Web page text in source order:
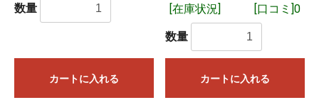
数量
カートに入れる
[在庫状況] [口コミ]0
数量
カートに入れる